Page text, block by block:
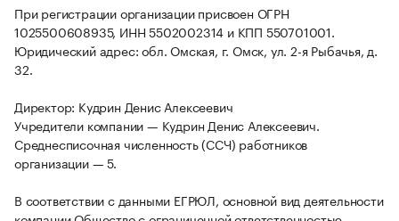
При регистрации организации присвоен ОГРН
1025500608935, ИНН 5502002314 и КПП 550701001.
Юридический адрес: обл. Омская, г. Омск, ул. 2-я Рыбачья, д.
32.
Директор: Кудрин Денис Алексеевич
Учредители компании — Кудрин Денис Алексеевич.
Среднесписочная численность (ССЧ) работников
организации — 5.
В соответствии с данными ЕГРЮЛ, основной вид деятельности